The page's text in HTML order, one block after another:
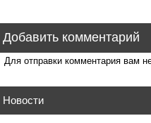
Добавить комментарий
Для отправки комментария вам
Новости